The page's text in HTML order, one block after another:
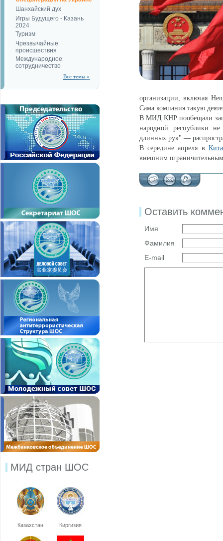
Шанхайский дух
Игры Будущего - Казань
2024
Туризм
Чрезвычайные
происшествия
Международное
сотрудничество
Все темы »
МИД стран ШОС
Казахстан Киргизия
организации, включая
Сама компания такую
В МИД КНР пообещали
народной республики
длинных рук" —
В середине апреля в
внешним
Оставить
Имя
Фамилия
E-mail